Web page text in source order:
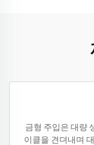
금형 주입은 대량
이클을 견뎌내며